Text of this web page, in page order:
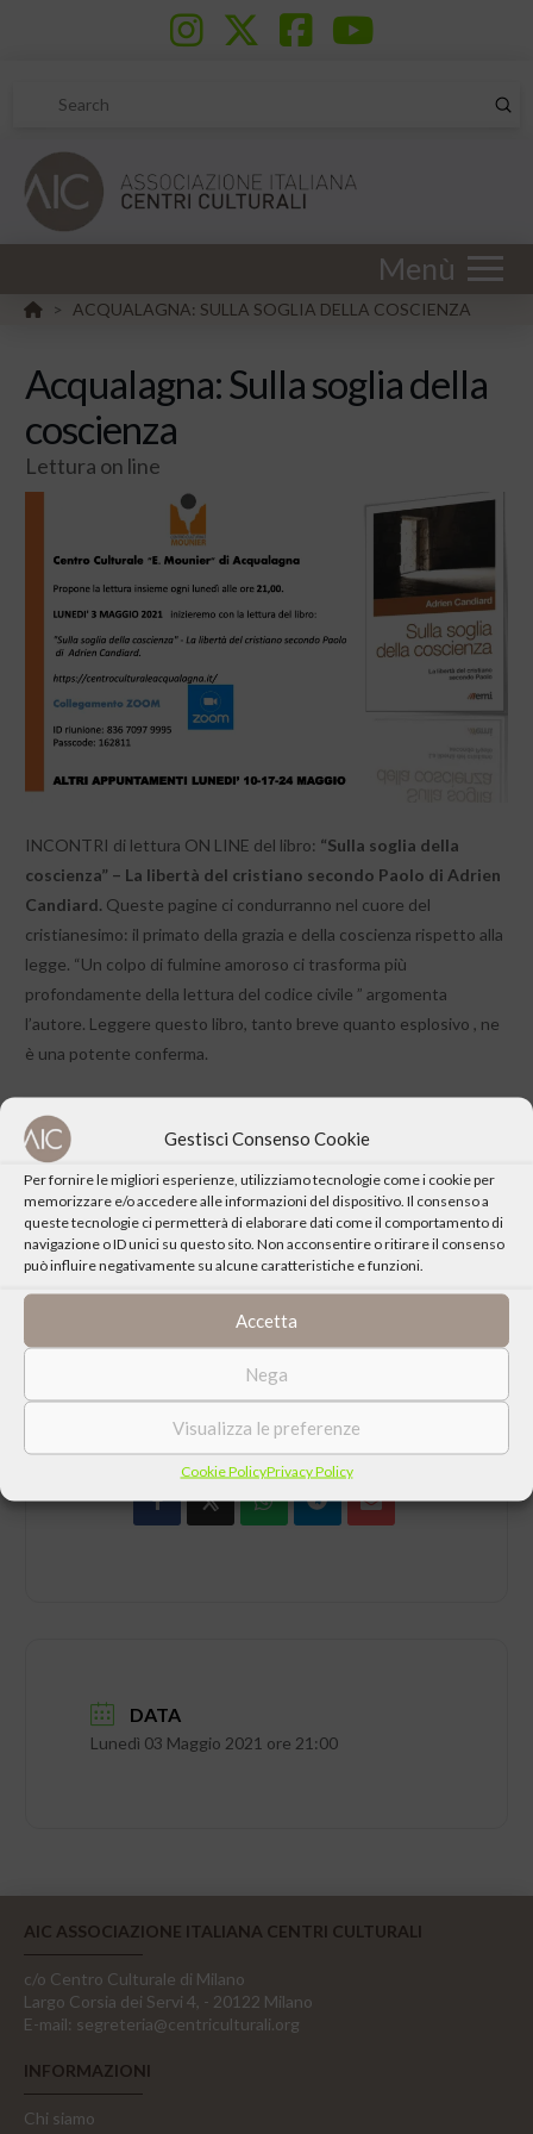
Gestisci Consenso Cookie
Per fornire le migliori esperienze, utilizziamo tecnologie come i cookie per
memorizzare e/o accedere alle informazioni del dispositivo. Il consenso a
queste tecnologie ci permetterà di elaborare dati come il comportamento di
navigazione o ID unici su questo sito. Non acconsentire o ritirare il consenso
può influire negativamente su alcune caratteristiche e funzioni.
Accetta
Nega
Visualizza le preferenze
Cookie PolicyPrivacy Policy
Search
Menù
HOME
> ACQUALAGNA: SULLA SOGLIA DELLA COSCIENZA
Acqualagna: Sulla soglia della
coscienza
Lettura on line
INCONTRI di lettura ON LINE del libro: “Sulla soglia della
coscienza” – La libertà del cristiano secondo Paolo di Adrien
Candiard. Queste pagine ci condurranno nel cuore del
cristianesimo: il primato della grazia e della coscienza rispetto alla
legge. “Un colpo di fulmine amoroso ci trasforma più
profondamente della lettura del codice civile ” argomenta
l’autore. Leggere questo libro, tanto breve quanto esplosivo , ne
è una potente conferma.
Acqualagna
Per il collegamento Zoom
ID riunione: 836 7097 9995
Passcode: 162811
CONDIVIDI QUESTO EVENTO
DATA
Lunedì 03 Maggio 2021 ore 21:00
AIC ASSOCIAZIONE ITALIANA CENTRI CULTURALI
c/o Centro Culturale di Milano
Largo Corsia dei Servi 4, - 20122 Milano
E-mail: segreteria@centriculturali.org
INFORMAZIONI
Chi siamo